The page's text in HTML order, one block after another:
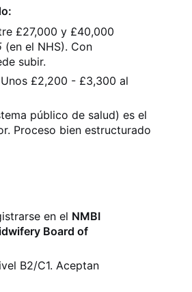
£27,000 y £40,000
(en el NHS). Con
subir.
Unos £2,200 - £3,300 al
público de salud) es el
Proceso bien estructurado
en el NMBI
Board of
B2/C1. Aceptan